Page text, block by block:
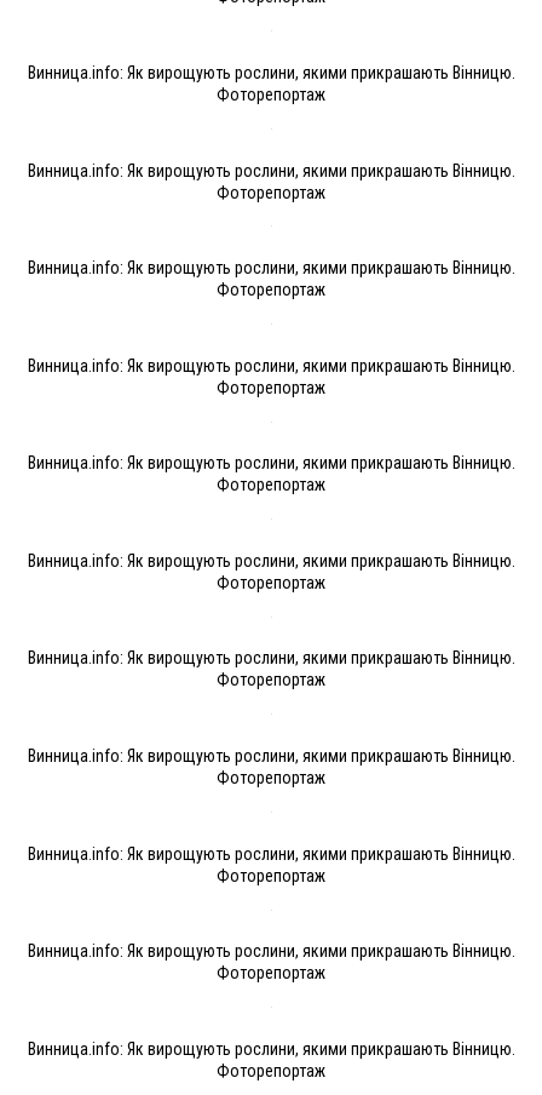
Винница.info: Як вирощують рослини, якими прикрашають Вінницю.
Фоторепортаж
Винница.info: Як вирощують рослини, якими прикрашають Вінницю.
Фоторепортаж
Винница.info: Як вирощують рослини, якими прикрашають Вінницю.
Фоторепортаж
Винница.info: Як вирощують рослини, якими прикрашають Вінницю.
Фоторепортаж
Винница.info: Як вирощують рослини, якими прикрашають Вінницю.
Фоторепортаж
Винница.info: Як вирощують рослини, якими прикрашають Вінницю.
Фоторепортаж
Винница.info: Як вирощують рослини, якими прикрашають Вінницю.
Фоторепортаж
Винница.info: Як вирощують рослини, якими прикрашають Вінницю.
Фоторепортаж
Винница.info: Як вирощують рослини, якими прикрашають Вінницю.
Фоторепортаж
Винница.info: Як вирощують рослини, якими прикрашають Вінницю.
Фоторепортаж
Винница.info: Як вирощують рослини, якими прикрашають Вінницю.
Фоторепортаж